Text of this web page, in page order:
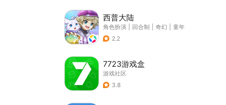
西普大陆
角色扮演 回合制 奇幻
童年
2.2
7723游戏盒
游戏社区
3.8